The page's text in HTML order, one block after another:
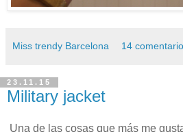
Miss trendy Barcelona 14
23.11.15
Military jacket
Una de las cosas que más me